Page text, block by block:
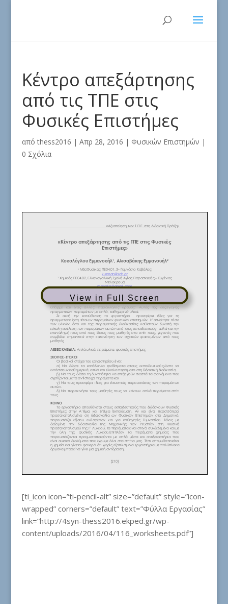
Κέντρο απεξάρτησης
από τις ΤΠΕ στις
Φυσικές Επιστήμες
απόthess2016 | Απρ 28, 2016 | Φυσικών Επιστημών |
0 Σχόλια
View in Full Screen
[ti_icon icon=”ti-pencil-alt” size=”default” style=”icon-
wrapped” corners=”default” text=”Φύλλα Εργασίας”
link=”http://4syn-thess2016.ekped.gr/wp-
content/uploads/2016/04/116_worksheets.pdf”]